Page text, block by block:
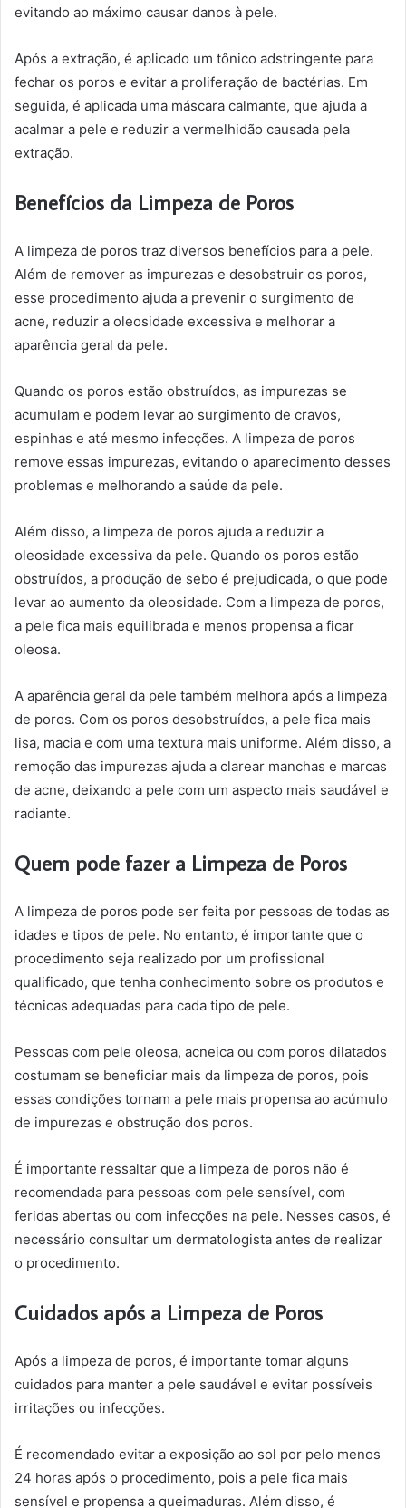
evitando ao máximo causar danos à pele.
Após a extração, é aplicado um tônico adstringente para
fechar os poros e evitar a proliferação de bactérias. Em
seguida, é aplicada uma máscara calmante, que ajuda a
acalmar a pele e reduzir a vermelhidão causada pela
extração.
Benefícios da Limpeza de Poros
A limpeza de poros traz diversos benefícios para a pele.
Além de remover as impurezas e desobstruir os poros,
esse procedimento ajuda a prevenir o surgimento de
acne, reduzir a oleosidade excessiva e melhorar a
aparência geral da pele.
Quando os poros estão obstruídos, as impurezas se
acumulam e podem levar ao surgimento de cravos,
espinhas e até mesmo infecções. A limpeza de poros
remove essas impurezas, evitando o aparecimento desses
problemas e melhorando a saúde da pele.
Além disso, a limpeza de poros ajuda a reduzir a
oleosidade excessiva da pele. Quando os poros estão
obstruídos, a produção de sebo é prejudicada, o que pode
levar ao aumento da oleosidade. Com a limpeza de poros,
a pele fica mais equilibrada e menos propensa a ficar
oleosa.
A aparência geral da pele também melhora após a limpeza
de poros. Com os poros desobstruídos, a pele fica mais
lisa, macia e com uma textura mais uniforme. Além disso, a
remoção das impurezas ajuda a clarear manchas e marcas
de acne, deixando a pele com um aspecto mais saudável e
radiante.
Quem pode fazer a Limpeza de Poros
A limpeza de poros pode ser feita por pessoas de todas as
idades e tipos de pele. No entanto, é importante que o
procedimento seja realizado por um profissional
qualificado, que tenha conhecimento sobre os produtos e
técnicas adequadas para cada tipo de pele.
Pessoas com pele oleosa, acneica ou com poros dilatados
costumam se beneficiar mais da limpeza de poros, pois
essas condições tornam a pele mais propensa ao acúmulo
de impurezas e obstrução dos poros.
É importante ressaltar que a limpeza de poros não é
recomendada para pessoas com pele sensível, com
feridas abertas ou com infecções na pele. Nesses casos, é
necessário consultar um dermatologista antes de realizar
o procedimento.
Cuidados após a Limpeza de Poros
Após a limpeza de poros, é importante tomar alguns
cuidados para manter a pele saudável e evitar possíveis
irritações ou infecções.
É recomendado evitar a exposição ao sol por pelo menos
24 horas após o procedimento, pois a pele fica mais
sensível e propensa a queimaduras. Além disso, é